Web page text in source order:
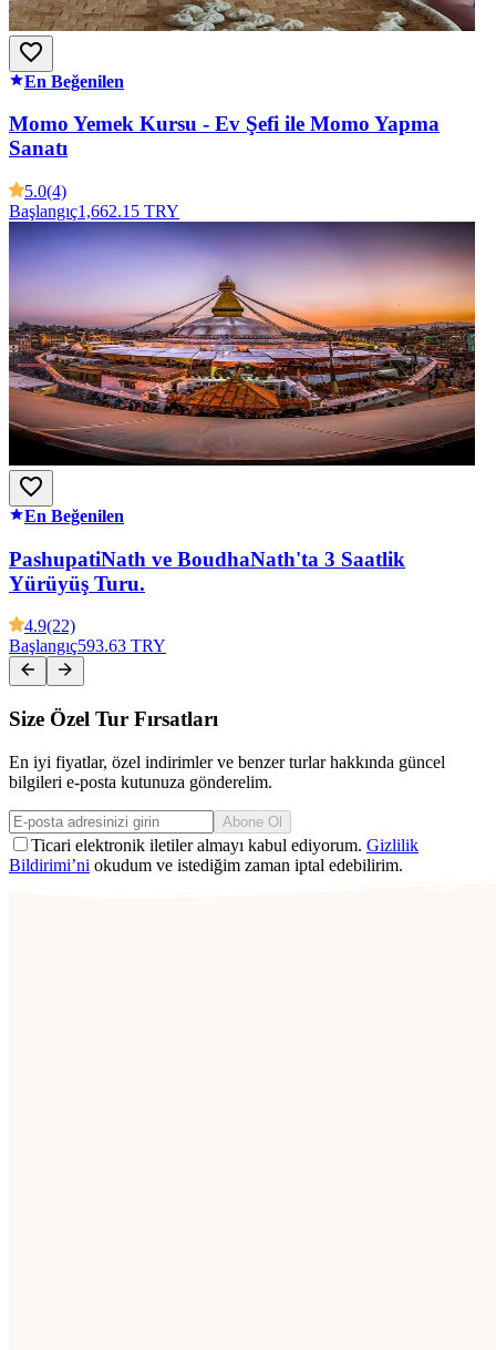
En Beğenilen
Momo Yemek Kursu - Ev Şefi ile Momo Yapma
Sanatı
5.0(4)
Başlangıç1,662.15 TRY
En Beğenilen
PashupatiNath ve BoudhaNath'ta 3 Saatlik
Yürüyüş Turu.
4.9(22)
Başlangıç593.63 TRY
Size Özel Tur Fırsatları
En iyi fiyatlar, özel indirimler ve benzer turlar hakkında güncel
bilgileri e-posta kutunuza gönderelim.
Abone Ol
Ticari elektronik iletiler almayı kabul ediyorum. Gizlilik
Bildirimi’ni okudum ve istediğim zaman iptal edebilirim.